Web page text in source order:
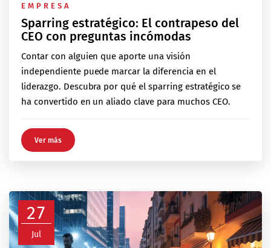
EMPRESA
Sparring estratégico: El contrapeso del
CEO con preguntas incómodas
Contar con alguien que aporte una visión
independiente puede marcar la diferencia en el
liderazgo. Descubra por qué el sparring estratégico se
ha convertido en un aliado clave para muchos CEO.
Ver más
27
Jul